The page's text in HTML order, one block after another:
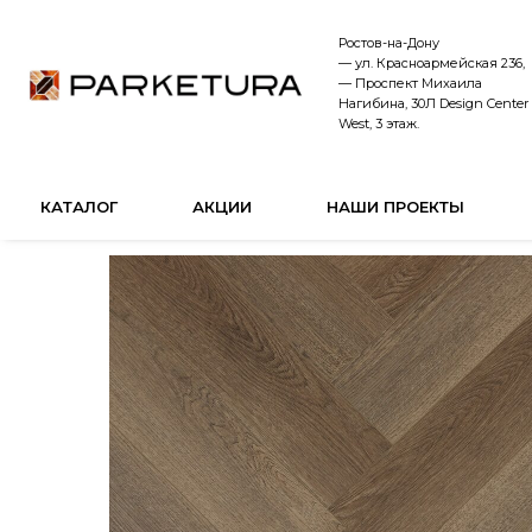
Ростов-на-Дону
— ул. Красноармейская 236,
— Проспект Михаила
Нагибина, 30Л Design Center
West, 3 этаж.
АКЦИИ НАШИ ПРОЕКТЫ
КАТАЛОГ